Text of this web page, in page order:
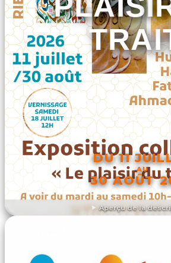
Aperçu de la
DU 11
AU
30 AOÛT
DÉCOUVRIR